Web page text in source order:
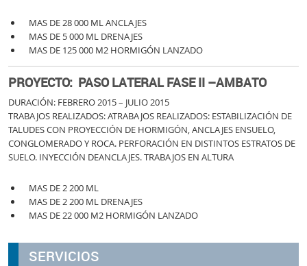
MAS DE 28 000 ML ANCLAJES
MAS DE 5 000 ML DRENAJES
MAS DE 125 000 M2 HORMIGÓN LANZADO
PROYECTO: PASO LATERAL FASE II –AMBATO
DURACIÓN: FEBRERO 2015 – JULIO 2015
TRABAJOS REALIZADOS: ATRABAJOS REALIZADOS: ESTABILIZACIÓN DE
TALUDES CON PROYECCIÓN DE HORMIGÓN, ANCLAJES ENSUELO,
CONGLOMERADO Y ROCA. PERFORACIÓN EN DISTINTOS ESTRATOS DE
SUELO. INYECCIÓN DEANCLAJES. TRABAJOS EN ALTURA
MAS DE 2 200 ML
MAS DE 2 200 ML DRENAJES
MAS DE 22 000 M2 HORMIGÓN LANZADO
SERVICIOS